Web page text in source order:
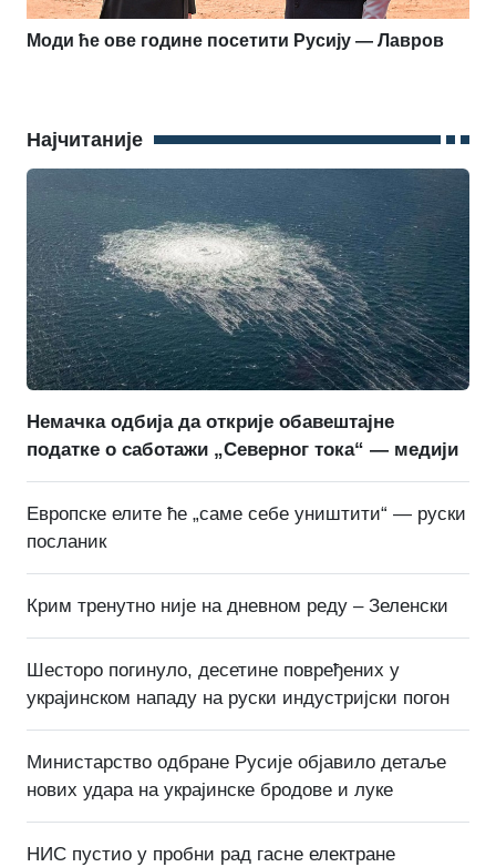
Моди ће ове године посетити Русију — Лавров
Најчитаније
Немачка одбија да открије обавештајне
податке о саботажи „Северног тока“ — медији
Европске елите ће „саме себе уништити“ — руски
посланик
Крим тренутно није на дневном реду – Зеленски
Шесторо погинуло, десетине повређених у
украјинском нападу на руски индустријски погон
Министарство одбране Русије објавило детаље
нових удара на украјинске бродове и луке
НИС пустио у пробни рад гасне електране